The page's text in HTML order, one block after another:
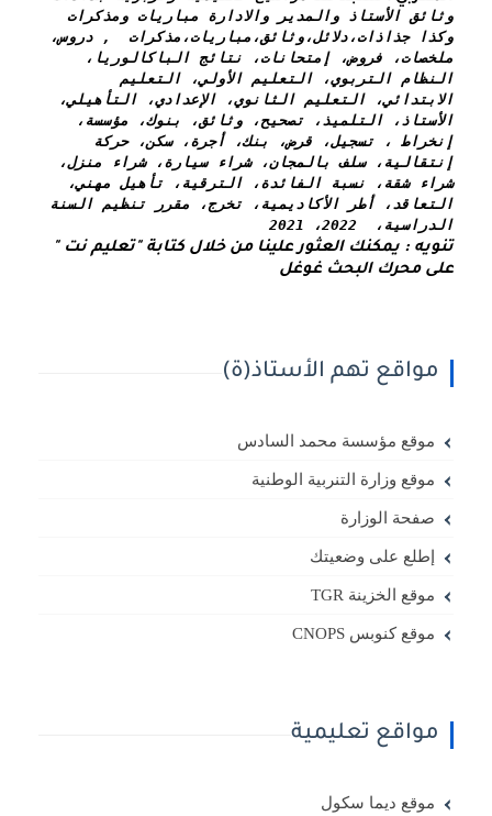
وكذا
الدراسية،  2022، 2021
على محرك البحث غوغل
مواقع تهم الأستاذ(ة)
موقع مؤسسة محمد السادس
موقع وزارة التنربية الوطنية
صفحة الوزارة
إطلع على وضعيتك
موقع الخزينة TGR
موقع كنوبس CNOPS
مواقع تعليمية
موقع ديما سكول